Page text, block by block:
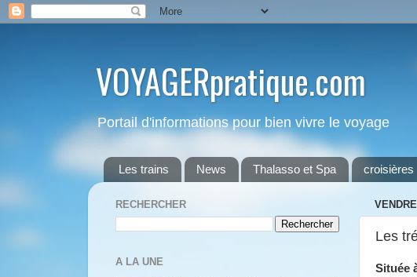
VOYAGERpratique.com
Portail d'informations pour bien vivre le voyage
Les trains News Thalasso et Spa croisières
Les
Située
RECHERCHER
A LA UNE